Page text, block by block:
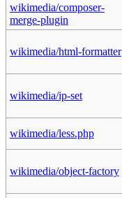
wikimedia/composer-
merge-plugin
wikimedia/html-formatter
wikimedia/ip-set
wikimedia/less.php
wikimedia/object-factory